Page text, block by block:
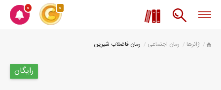
0 0
ژانرها رمان اجتماعی رمان فاضلاب شیرین
رایگان